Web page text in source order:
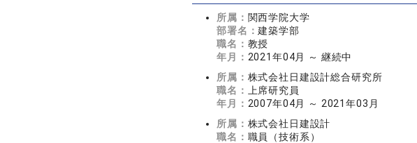
所属： 関西学院大学
部署名：建築学部
職名： 教授
年月： 2021年04月 ～ 継続中
所属： 株式会社日建設計総合研究所
職名：
上席研究員
年月： 2007年04月 ～ 2021年03月
所属： 株式会社日建設計
職名： 職員（技術系）